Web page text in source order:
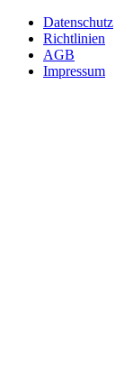
FußzeileDatenschutz
Richtlinien
AGB
Impressum